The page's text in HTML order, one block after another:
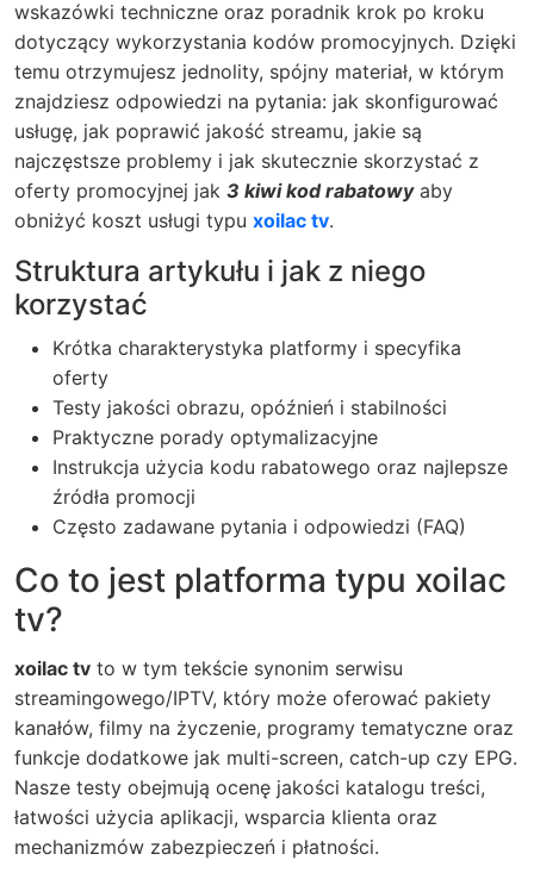
wskazówki techniczne oraz poradnik krok po kroku
dotyczący wykorzystania kodów promocyjnych. Dzięki
temu otrzymujesz jednolity, spójny materiał, w którym
znajdziesz odpowiedzi na pytania: jak skonfigurować
usługę, jak poprawić jakość streamu, jakie są
najczęstsze problemy i jak skutecznie skorzystać z
oferty promocyjnej jak 3 kiwi kod rabatowyaby
obniżyć koszt usługi typu xoilac tv.
Struktura artykułu i jak z niego
korzystać
Krótka charakterystyka platformy i specyfika
oferty
Testy jakości obrazu, opóźnień i stabilności
Praktyczne porady optymalizacyjne
Instrukcja użycia kodu rabatowego oraz najlepsze
źródła promocji
Często zadawane pytania i odpowiedzi (FAQ)
Co to jest platforma typu xoilac
tv?
xoilac tv to w tym tekście synonim serwisu
streamingowego/IPTV, który może oferować pakiety
kanałów, filmy na życzenie, programy tematyczne oraz
funkcje dodatkowe jak multi-screen, catch-up czy EPG.
Nasze testy obejmują ocenę jakości katalogu treści,
łatwości użycia aplikacji, wsparcia klienta oraz
mechanizmów zabezpieczeń i płatności.